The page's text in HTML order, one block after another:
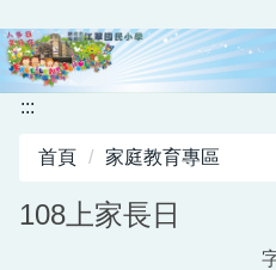
到
主
要
:::
首頁 家庭教育專區
108上家長日